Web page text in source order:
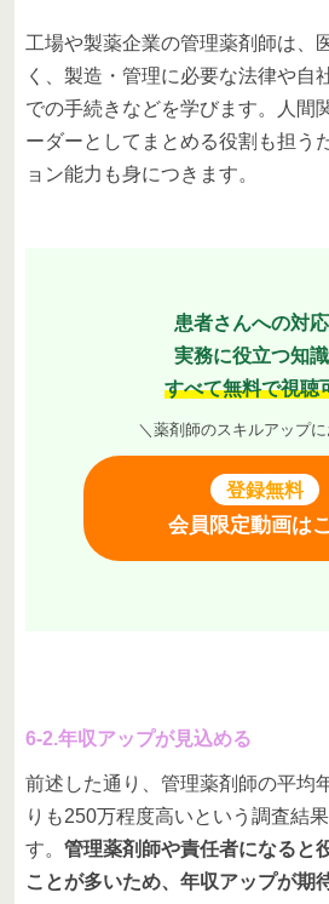
工場や製薬企業の管理薬剤師は、
く、製造・管理に必要な法律や自
での手続きなどを学びます。人間
ーダーとしてまとめる役割も担う
ョン能力も身につきます。
患者さんへの対
実務に役立つ知
すべて無料で視聴
＼薬剤師のスキルアップ
登録無料
会員限定動画は
6-2.年収アップが見込める
前述した通り、管理薬剤師の平均
りも250万程度高いという調査結
す。 管理薬剤師や責任者になると
ことが多いため、年収アップが期